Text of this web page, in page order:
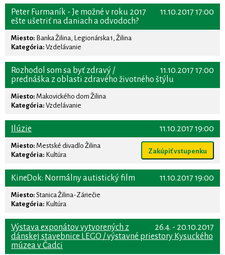
11.10.2017 17:00
Peter Furmaník - Je možné v roku 2017
ešte ušetriť na daniach a odvodoch?
Miesto: Banka Žilina, Legionárska 1, Žilina
Kategória: Vzdelávanie
11.10.2017 17:00
Rozhodol som sa byť zdravý /
prednáška z oblasti zdravého životného štýlu
Miesto: Makovického dom Žilina
Kategória: Vzdelávanie
11.10.2017 19:00
Ilúzie
Zakúpiť vstupenku
Miesto: Mestské divadlo Žilina
Kategória: Kultúra
11.10.2017 19:00
KineDok: Normálny autistický film
Miesto: Stanica Žilina-Záriečie
Kategória: Kultúra
26.4. - 20.10.2017
Výstava exponátov vytvorených z
dánskej stavebnice LEGO / výstavné priestory Kysuckého
múzea v Čadci